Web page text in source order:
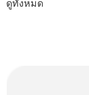
ดูทั้งหมด